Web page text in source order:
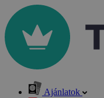
Ajánlatok